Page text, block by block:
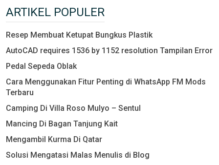
ARTIKEL POPULER
Resep Membuat Ketupat Bungkus Plastik
AutoCAD requires 1536 by 1152 resolution Tampilan Error
Pedal Sepeda Oblak
Cara Menggunakan Fitur Penting di WhatsApp FM Mods
Terbaru
Camping Di Villa Roso Mulyo – Sentul
Mancing Di Bagan Tanjung Kait
Mengambil Kurma Di Qatar
Solusi Mengatasi Malas Menulis di Blog